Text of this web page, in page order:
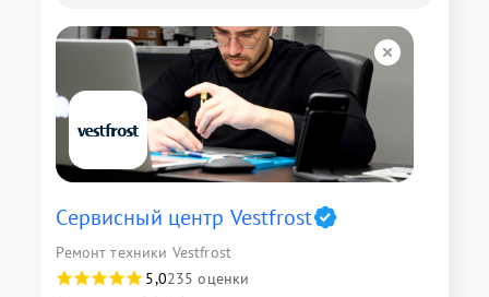
Сервисный центр Vestfrost
Ремонт техники Vestfrost
5,0235 оценки